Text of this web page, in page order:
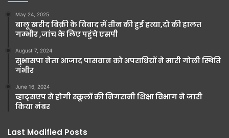
May 24, 2025
बालू खरीद बिक्री के विवाद में तीन की हुई हत्या,दो की हालत
गम्भीर ,जांच के लिए पहुंचे एसपी
August 7, 2024
सुभासपा नेता आजाद पासवान को अपराधियों ने मारी गोली स्थिति
गंभीर
June 16, 2024
व्हाट्सएप से होगी स्कूलों की निगरानी शिक्षा विभाग ने जारी
किया नंबर
Last Modified Posts